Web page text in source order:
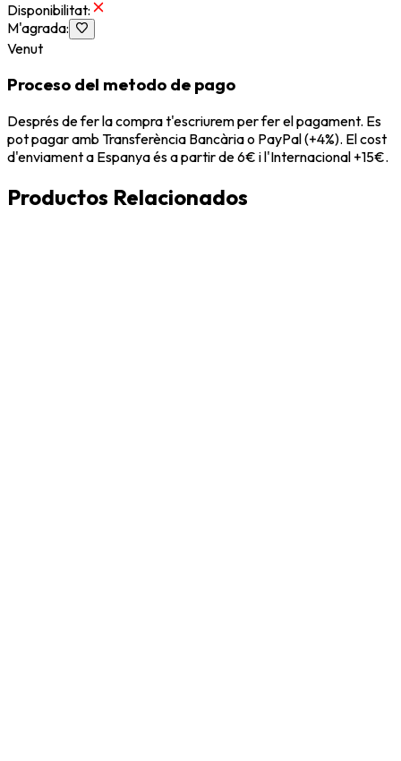
Disponibilitat:
M'agrada:
Venut
Proceso del metodo de pago
Després de fer la compra t'escriurem per fer el pagament. Es
pot pagar amb Transferència Bancària o PayPal (+4%). El cost
d'enviament a Espanya és a partir de 6€ i l'Internacional +15€.
Productos Relacionados